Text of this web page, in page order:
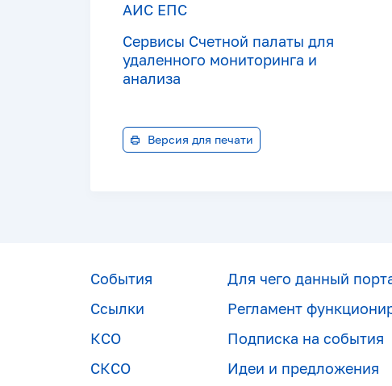
АИС ЕПС
Сервисы Счетной палаты для
удаленного мониторинга и
анализа
Версия для печати
События
Ссылки
КСО
СКСО
Для чего данный
Регламент
Подписка на события
Идеи и предложения